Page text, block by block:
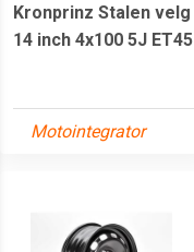
Kronprinz Stalen velg
14 inch 4x100 5J ET45
Motointegrator